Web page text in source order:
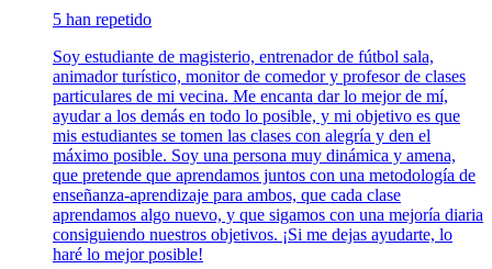
5 han repetido
Soy estudiante de magisterio, entrenador de fútbol sala,
animador turístico, monitor de comedor y profesor de clases
particulares de mi vecina. Me encanta dar lo mejor de mí,
ayudar a los demás en todo lo posible, y mi objetivo es que
mis estudiantes se tomen las clases con alegría y den el
máximo posible. Soy una persona muy dinámica y amena,
que pretende que aprendamos juntos con una metodología de
enseñanza-aprendizaje para ambos, que cada clase
aprendamos algo nuevo, y que sigamos con una mejoría diaria
consiguiendo nuestros objetivos. ¡Si me dejas ayudarte, lo
haré lo mejor posible!